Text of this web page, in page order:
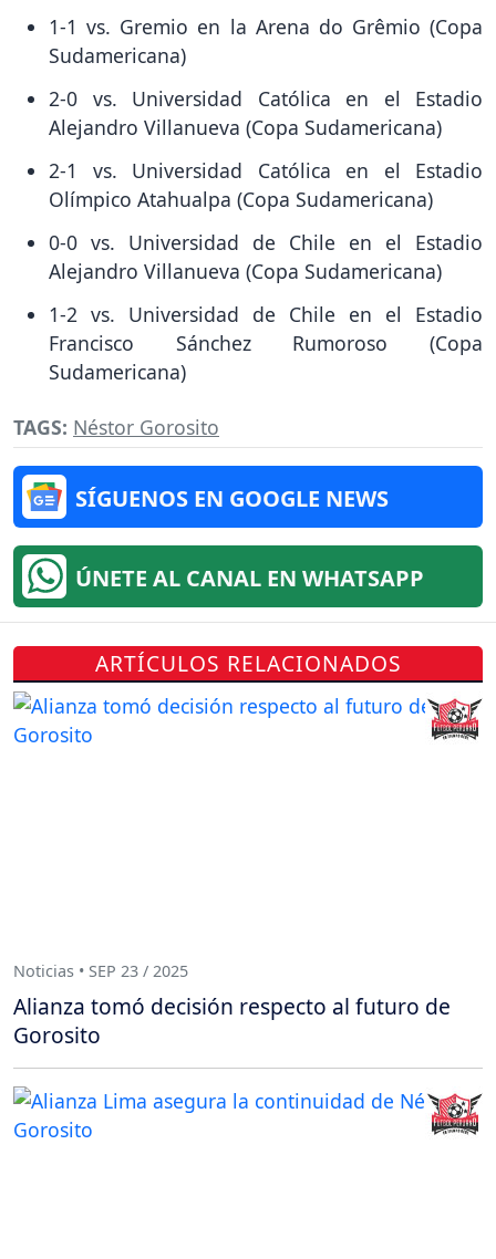
1-1 vs. Gremio en la Arena do Grêmio (Copa
Sudamericana)
2-0 vs. Universidad Católica en el Estadio
Alejandro Villanueva (Copa Sudamericana)
2-1 vs. Universidad Católica en el Estadio
Olímpico Atahualpa (Copa Sudamericana)
0-0 vs. Universidad de Chile en el Estadio
Alejandro Villanueva (Copa Sudamericana)
1-2 vs. Universidad de Chile en el Estadio
Francisco Sánchez Rumoroso (Copa
Sudamericana)
TAGS: Néstor Gorosito
SÍGUENOS EN GOOGLE NEWS
ÚNETE AL CANAL EN WHATSAPP
ARTÍCULOS RELACIONADOS
Noticias • SEP 23 / 2025
Alianza tomó decisión respecto al futuro de
Gorosito